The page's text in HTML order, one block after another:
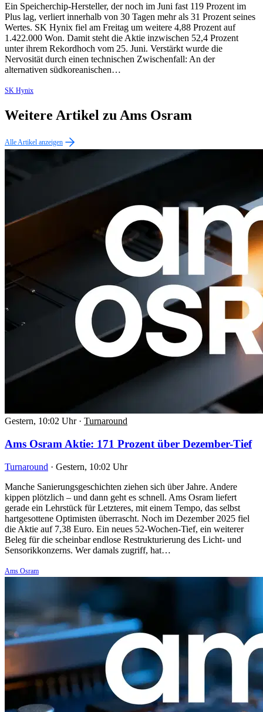
Ein Speicherchip-Hersteller, der noch im Juni fast 119 Prozent im
Plus lag, verliert innerhalb von 30 Tagen mehr als 31 Prozent seines
Wertes. SK Hynix fiel am Freitag um weitere 4,88 Prozent auf
1.422.000 Won. Damit steht die Aktie inzwischen 52,4 Prozent
unter ihrem Rekordhoch vom 25. Juni. Verstärkt wurde die
Nervosität durch einen technischen Zwischenfall: An der
alternativen südkoreanischen…
SK Hynix
Weitere Artikel zu Ams Osram
Alle Artikel anzeigen
Gestern, 10:02 Uhr · Turnaround
Ams Osram Aktie: 171 Prozent über Dezember-Tief
Turnaround · Gestern, 10:02 Uhr
Manche Sanierungsgeschichten ziehen sich über Jahre. Andere
kippen plötzlich – und dann geht es schnell. Ams Osram liefert
gerade ein Lehrstück für Letzteres, mit einem Tempo, das selbst
hartgesottene Optimisten überrascht. Noch im Dezember 2025 fiel
die Aktie auf 7,38 Euro. Ein neues 52-Wochen-Tief, ein weiterer
Beleg für die scheinbar endlose Restrukturierung des Licht- und
Sensorikkonzerns. Wer damals zugriff, hat…
Ams Osram